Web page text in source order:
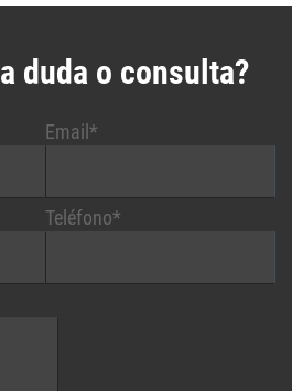
duda o consulta?
Email*
Teléfono*